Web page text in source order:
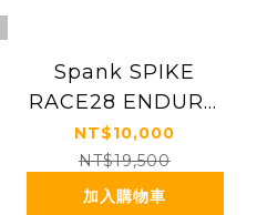
Spank SPIKE
RACE28 ENDURO
輪組 (26")
NT$10,000
NT$19,500
加入購物車